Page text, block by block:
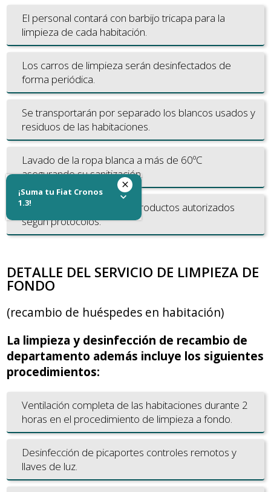
El personal contará con barbijo tricapa para la
limpieza de cada habitación.
Los carros de limpieza serán desinfectados de
forma periódica.
Se transportarán por separado los blancos usados y
residuos de las habitaciones.
Lavado de la ropa blanca a más de 60ºC
asegurando su sanitización.
Limpieza solamente con productos autorizados
según protocolos.
DETALLE DEL SERVICIO DE LIMPIEZA DE
FONDO
(recambio de huéspedes en habitación)
La limpieza y desinfección de recambio de
departamento además incluye los siguientes
procedimientos:
Ventilación completa de las habitaciones durante 2
horas en el procedimiento de limpieza a fondo.
Desinfección de picaportes controles remotos y
llaves de luz.
¡Suma tu Fiat Cronos
1.3!